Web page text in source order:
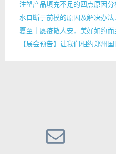
注塑产品填充不足的四点原因分
水口断于前模的原因及解决办法...
夏至｜愿疫散人安，美好如约而
【展会预告】让我们相约郑州国